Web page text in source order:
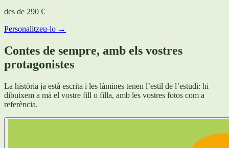
des de 290 €
Personalitzeu-lo →
Contes de sempre, amb els vostres
protagonistes
La història ja està escrita i les làmines tenen l’estil de l’estudi: hi
dibuixem a mà el vostre fill o filla, amb les vostres fotos com a
referència.